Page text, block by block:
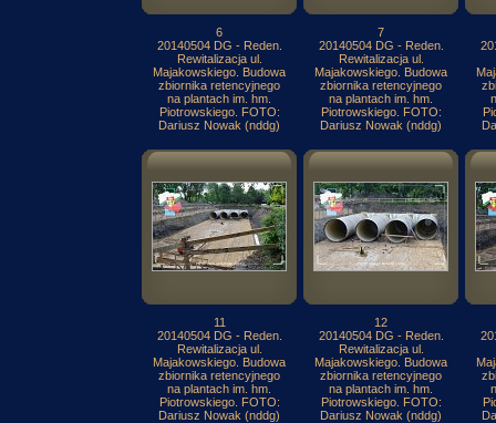
6
20140504 DG - Reden.
Rewitalizacja ul.
Majakowskiego. Budowa
zbiornika retencyjnego
na plantach im. hm.
Piotrowskiego. FOTO:
Dariusz Nowak (nddg)
7
20140504 DG - Reden.
Rewitalizacja ul.
Majakowskiego. Budowa
zbiornika retencyjnego
na plantach im. hm.
Piotrowskiego. FOTO:
Dariusz Nowak (nddg)
11
20140504 DG - Reden.
Rewitalizacja ul.
Majakowskiego. Budowa
zbiornika retencyjnego
na plantach im. hm.
Piotrowskiego. FOTO:
Dariusz Nowak (nddg)
12
20140504 DG - Reden.
Rewitalizacja ul.
Majakowskiego. Budowa
zbiornika retencyjnego
na plantach im. hm.
Piotrowskiego. FOTO:
Dariusz Nowak (nddg)